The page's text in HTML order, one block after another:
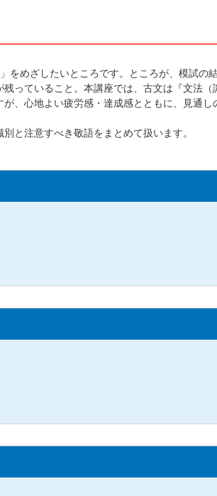
めざしたいところです。ところが、模試の
っていること。本講座では、古文は『文法
、心地よい疲労感・達成感とともに、見通
と注意すべき敬語をまとめて扱います。